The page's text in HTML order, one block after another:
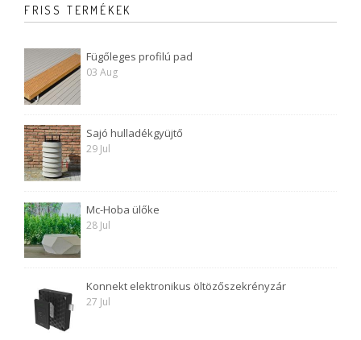
FRISS TERMÉKEK
Fügőleges profilú pad
03 Aug
Sajó hulladékgyüjtő
29 Jul
Mc-Hoba ülőke
28 Jul
Konnekt elektronikus öltözőszekrényzár
27 Jul